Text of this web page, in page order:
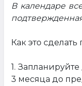
В календаре
Как это
1.
3 месяца до